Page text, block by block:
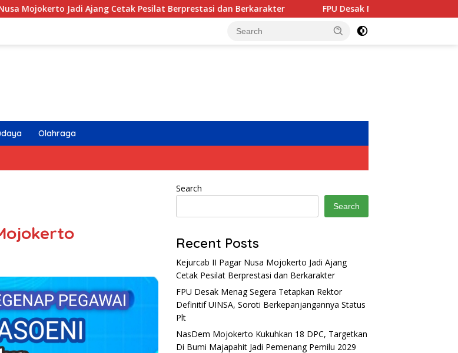
Cetak Pesilat Berprestasi dan Berkarakter FPU Desak Menag Segera Tetapkan Rektor Definitif
Olahraga
Search
Search
Recent Posts
Kejurcab II Pagar Nusa Mojokerto Jadi Ajang
Cetak Pesilat Berprestasi dan Berkarakter
FPU Desak Menag Segera Tetapkan Rektor
Definitif UINSA, Soroti Berkepanjangannya Status
Plt
NasDem Mojokerto Kukuhkan 18 DPC, Targetkan
Di Bumi Majapahit Jadi Pemenang Pemilu 2029